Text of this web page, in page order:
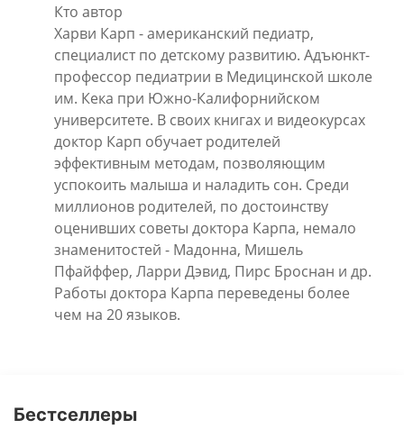
Кто автор
Харви Карп - американский педиатр,
специалист по детскому развитию. Адъюнкт-
профессор педиатрии в Медицинской школе
им. Кека при Южно-Калифорнийском
университете. В своих книгах и видеокурсах
доктор Карп обучает родителей
эффективным методам, позволяющим
успокоить малыша и наладить сон. Среди
миллионов родителей, по достоинству
оценивших советы доктора Карпа, немало
знаменитостей - Мадонна, Мишель
Пфайффер, Ларри Дэвид, Пирс Броснан и др.
Работы доктора Карпа переведены более
чем на 20 языков.
Бестселлеры